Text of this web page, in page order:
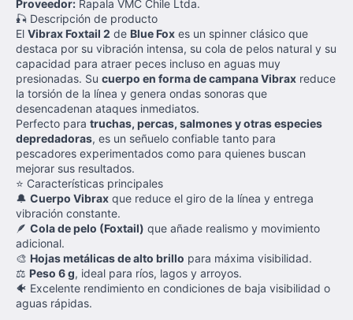
Proveedor: Rapala VMC Chile Ltda.
🎣 Descripción de producto
El Vibrax Foxtail 2 de Blue Fox es un spinner clásico que
destaca por su vibración intensa, su cola de pelos natural y su
capacidad para atraer peces incluso en aguas muy
presionadas. Su cuerpo en forma de campana Vibrax reduce
la torsión de la línea y genera ondas sonoras que
desencadenan ataques inmediatos.
Perfecto para truchas, percas, salmones y otras especies
depredadoras, es un señuelo confiable tanto para
pescadores experimentados como para quienes buscan
mejorar sus resultados.
⭐ Características principales
🔔 Cuerpo Vibrax que reduce el giro de la línea y entrega
vibración constante.
🪶 Cola de pelo (Foxtail) que añade realismo y movimiento
adicional.
🎨 Hojas metálicas de alto brillo para máxima visibilidad.
⚖️ Peso 6 g, ideal para ríos, lagos y arroyos.
🐠 Excelente rendimiento en condiciones de baja visibilidad o
aguas rápidas.